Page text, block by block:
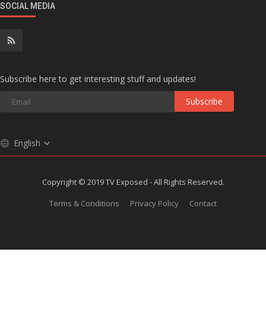
SOCIAL MEDIA
Subscribe here to get interesting stuff and updates!
Subscribe
English
Copyright © 2019 TV Exposed - All Rights Reserved.
Terms & Conditions
Privacy Policy Contact